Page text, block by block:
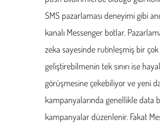
SMS pazarlaması deneyimi gibi
kanalı Messenger botlar.
zeka sayesinde rutinleşmiş bir
geliştirebilmenin tek sınırı ise
görüşmesine çekebiliyor ve yeni
kampanyalarında genellikle data
kampanyalar düzenlenir. Fakat